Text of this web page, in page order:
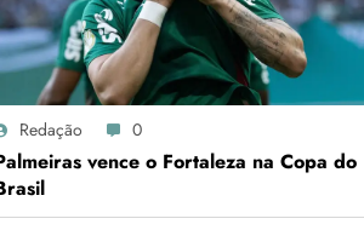
Redação 0
vence o Fortaleza na Copa do